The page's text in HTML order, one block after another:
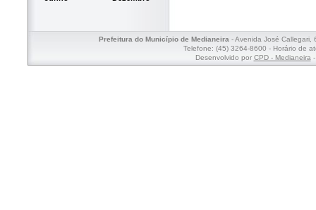
Prefeitura do Município de Medianeira- Avenida José Callegari,
Telefone: (45) 3264-8600 - Horário de
Desenvolvido por CPD - Medianeira-